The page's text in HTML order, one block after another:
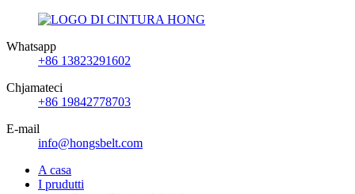
Whatsapp
+86 13823291602
Chjamateci
+86 19842778703
E-mail
info@hongsbelt.com
A casa
I prudutti